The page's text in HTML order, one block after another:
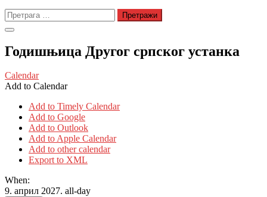
Претрага
за:
Годишњица Другог српског устанка
Calendar
Add to Calendar
Add to Timely Calendar
Add to Google
Add to Outlook
Add to Apple Calendar
Add to other calendar
Export to XML
When:
9. април 2027. all-day